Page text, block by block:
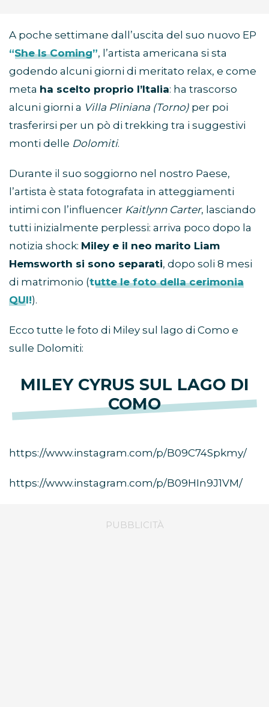
A poche settimane dall’uscita del suo nuovo EP
“She Is Coming”, l’artista americana si sta
godendo alcuni giorni di meritato relax, e come
meta ha scelto proprio l’Italia: ha trascorso
alcuni giorni a Villa Pliniana (Torno) per poi
trasferirsi per un pò di trekking tra i suggestivi
monti delle Dolomiti.
Durante il suo soggiorno nel nostro Paese,
l’artista è stata fotografata in atteggiamenti
intimi con l’influencer Kaitlynn Carter, lasciando
tutti inizialmente perplessi: arriva poco dopo la
notizia shock: Miley e il neo marito Liam
Hemsworth si sono separati, dopo soli 8 mesi
di matrimonio (tutte le foto della cerimonia
QUI!).
Ecco tutte le foto di Miley sul lago di Como e
sulle Dolomiti:
MILEY CYRUS SUL LAGO DI
COMO
https://www.instagram.com/p/B09C74Spkmy/
https://www.instagram.com/p/B09HIn9J1VM/